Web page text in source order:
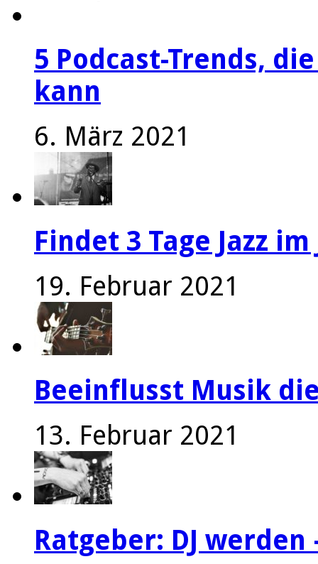
5 Podcast-Trends,
kann
6. März 2021
Findet 3 Tage Jazz
19. Februar 2021
Beeinflusst Musik
13. Februar 2021
Ratgeber: DJ